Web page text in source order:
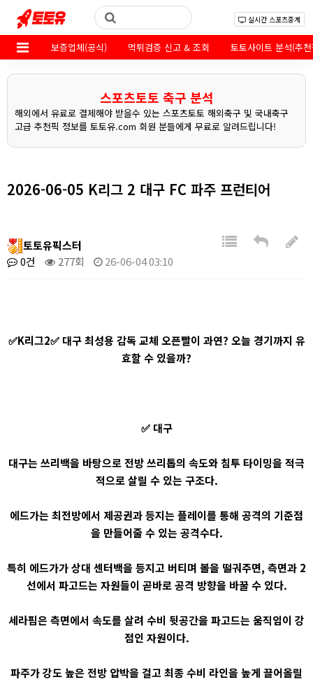
실시간 스포츠중계
보증업체(공식) 먹튀검증 신고 & 조회 토토사이트 분석(추
스포츠토토 축구 분석
해외에서 유료로 결제해야 받을수 있는 스포츠토토 해외축구 및 국내축구
고급 추천픽 정보를 토토유.com 회원 분들에게 무료로 알려드립니다!
2026-06-05 K리그 2 대구 FC 파주 프런티어
토토유픽스터
0건
277회 26-06-04 03:10
✅K리그2✅ 대구 최성용 감독 교체 오픈빨이 과연? 오늘 경기까지 유
효할 수 있을까?
✅ 대구
대구는 쓰리백을 바탕으로 전방 쓰리톱의 속도와 침투 타이밍을 적극
적으로 살릴 수 있는 구조다.
에드가는 최전방에서 제공권과 등지는 플레이를 통해 공격의 기준점
을 만들어줄 수 있는 공격수다.
특히 에드가가 상대 센터백을 등지고 버티며 볼을 떨궈주면, 측면과 2
선에서 파고드는 자원들이 곧바로 공격 방향을 바꿀 수 있다.
세라핌은 측면에서 속도를 살려 수비 뒷공간을 파고드는 움직임이 강
점인 자원이다.
파주가 강도 높은 전방 압박을 걸고 최종 수비 라인을 높게 끌어올릴